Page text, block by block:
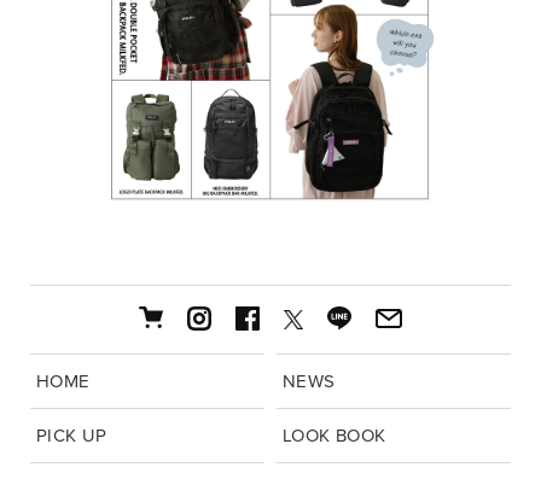
HOME NEWS
PICK UP LOOK BOOK